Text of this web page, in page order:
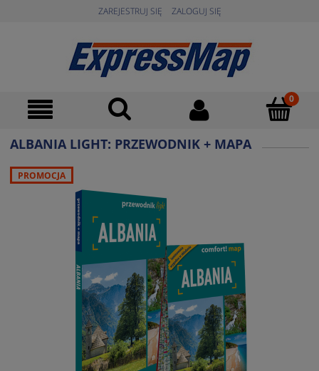
ZAREJESTRUJ SIĘ ZALOGUJ SIĘ
ALBANIA LIGHT: PRZEWODNIK + MAPA
PROMOCJA